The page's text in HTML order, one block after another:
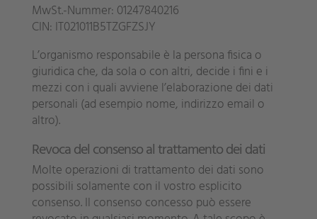
MwSt.-Nummer: 01247840216
CIN: IT021011B5TZGFZSJY
L’organismo responsabile è la persona fisica o
giuridica che, da sola o con altri, decide i fini e i
mezzi con i quali avviene l’elaborazione dei dati
personali (ad esempio nome, indirizzo email o
altro).
Revoca del consenso al trattamento dei dati
Molte operazioni di trattamento dei dati sono
possibili solamente con il vostro esplicito
consenso. Il consenso concesso può essere